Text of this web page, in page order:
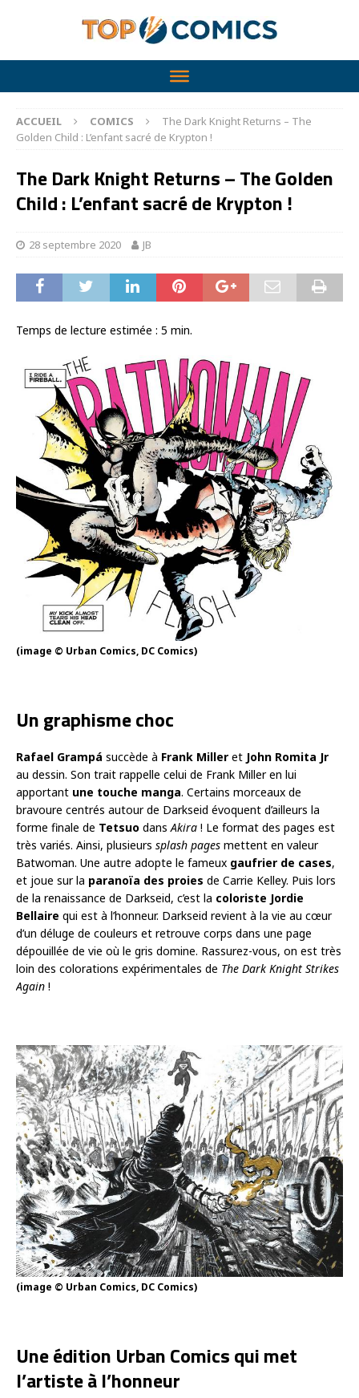
ACCUEIL COMICS
The Dark Knight Returns – The
Golden Child : L’enfant sacré de Krypton !
The Dark Knight Returns – The Golden
Child : L’enfant sacré de Krypton !
28 septembre 2020 JB
Temps de lecture estimée : 5 min.
(image © Urban Comics, DC Comics)
Un graphisme choc
Rafael Grampá succède à Frank Miller et John Romita Jr
au dessin. Son trait rappelle celui de Frank Miller en lui
apportant une touche manga. Certains morceaux de
bravoure centrés autour de Darkseid évoquent d’ailleurs la
forme finale de Tetsuo dansAkira ! Le format des pages est
très variés. Ainsi, plusieurs splash pages mettent en valeur
Batwoman. Une autre adopte le fameux gaufrier de cases,
et joue sur la paranoïa des proies de Carrie Kelley. Puis lors
de la renaissance de Darkseid, c’est la coloriste Jordie
Bellaire qui est à l’honneur. Darkseid revient à la vie au cœur
d’un déluge de couleurs et retrouve corps dans une page
dépouillée de vie où le gris domine. Rassurez-vous, on est très
loin des colorations expérimentales de The Dark Knight Strikes
Again !
(image © Urban Comics, DC Comics)
Une édition Urban Comics qui met
l’artiste à l’honneur